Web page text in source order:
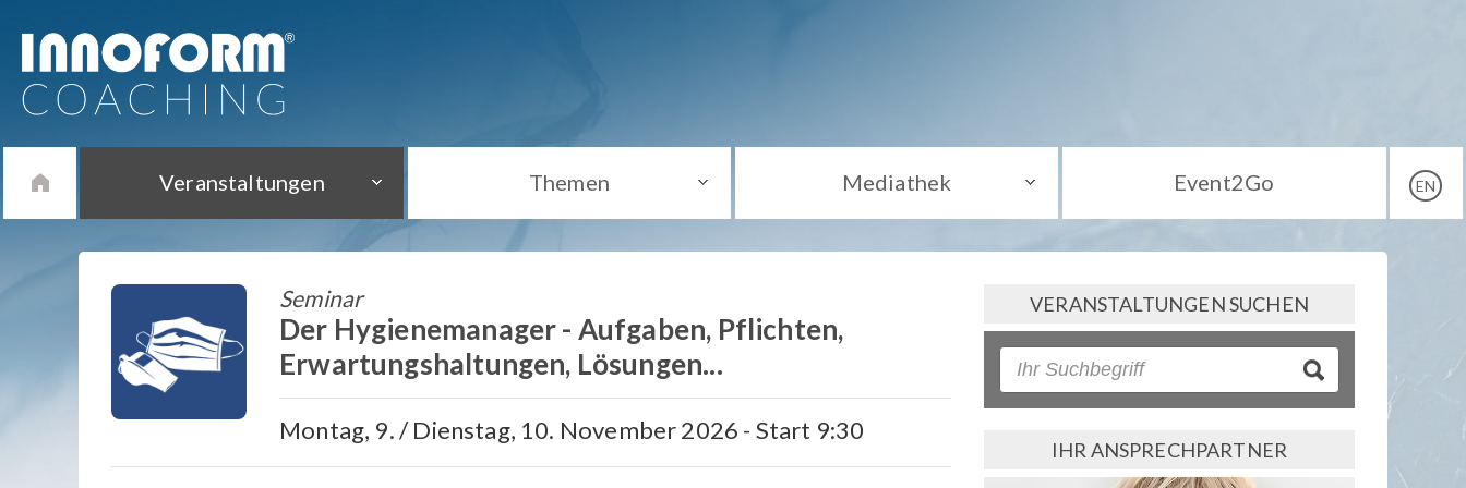
Veranstaltungen Themen Mediathek Event2Go EN
Seminar
Der Hygienemanager - Aufgaben, Pflichten,
Erwartungshaltungen, Lösungen...
Montag, 9. / Dienstag, 10. November 2026 - Start 9:30
VERANSTALTUNGEN SUCHEN
IHR ANSPRECHPARTNER